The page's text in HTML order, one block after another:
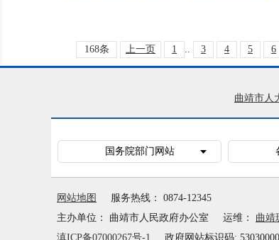
168条 上一页 1 .. 3 4 5 6
曲靖市人
国务院部门网站
网站地图
服务热线： 0874-12345
主办单位： 曲靖市人民政府办公室
运维： 曲靖
滇ICP备07000267号-1
政府网站标识码: